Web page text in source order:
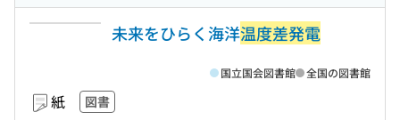
未来をひらく海洋温度差発電
紙 図書
国立国会図書館 全国の図書館